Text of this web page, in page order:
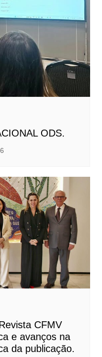
ODS.
CFMV
e avanços na
da publicação.